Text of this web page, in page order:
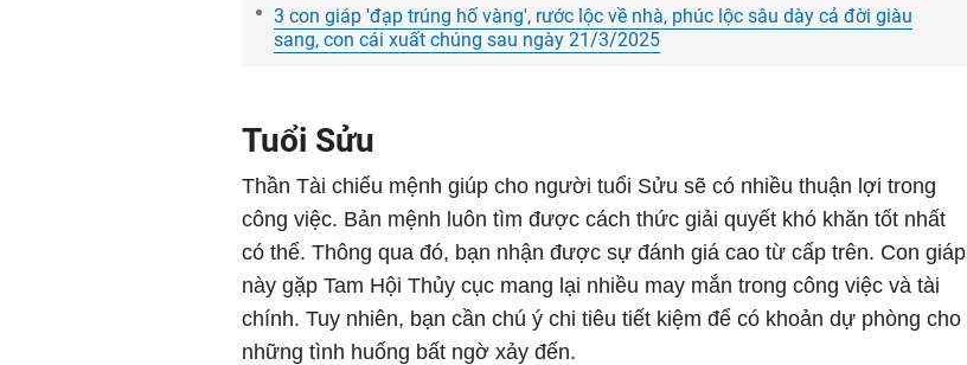
3 con giáp 'đạp trúng hố vàng', rước lộc về nhà, phúc lộc sâu dày cả đời giàu
sang, con cái xuất chúng sau ngày 21/3/2025
Tuổi Sửu
Thần Tài chiếu mệnh giúp cho người tuổi Sửu sẽ có nhiều thuận lợi trong
công việc. Bản mệnh luôn tìm được cách thức giải quyết khó khăn tốt nhất
có thể. Thông qua đó, bạn nhận được sự đánh giá cao từ cấp trên. Con giáp
này gặp Tam Hội Thủy cục mang lại nhiều may mắn trong công việc và tài
chính. Tuy nhiên, bạn cần chú ý chi tiêu tiết kiệm để có khoản dự phòng cho
những tình huống bất ngờ xảy đến.